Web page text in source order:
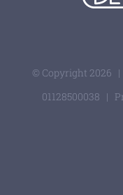
© Copyright 2026 |
01128500038 |